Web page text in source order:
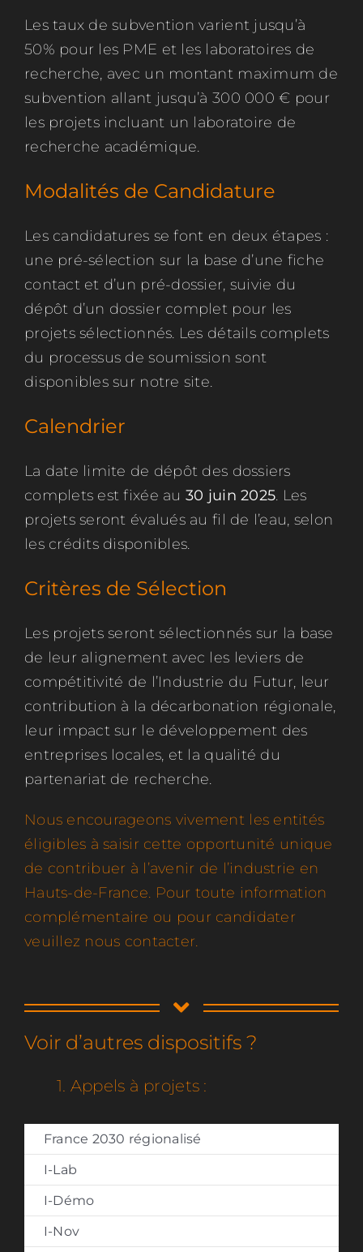
Les taux de subvention varient jusqu’à
50% pour les PME et les laboratoires de
recherche, avec un montant maximum de
subvention allant jusqu’à 300 000 € pour
les projets incluant un laboratoire de
recherche académique.
Modalités de Candidature
Les candidatures se font en deux étapes :
une pré-sélection sur la base d’une fiche
contact et d’un pré-dossier, suivie du
dépôt d’un dossier complet pour les
projets sélectionnés. Les détails complets
du processus de soumission sont
disponibles sur notre site.
Calendrier
La date limite de dépôt des dossiers
complets est fixée au 30 juin 2025. Les
projets seront évalués au fil de l’eau, selon
les crédits disponibles.
Critères de Sélection
Les projets seront sélectionnés sur la base
de leur alignement avec les leviers de
compétitivité de l’Industrie du Futur, leur
contribution à la décarbonation régionale,
leur impact sur le développement des
entreprises locales, et la qualité du
partenariat de recherche.
Nous encourageons vivement les entités
éligibles à saisir cette opportunité unique
de contribuer à l’avenir de l’industrie en
Hauts-de-France. Pour toute information
complémentaire ou pour candidater
veuillez nous contacter.
Voir d’autres dispositifs ?
1. Appels à projets :
France 2030 régionalisé
I-Lab
I-Démo
I-Nov